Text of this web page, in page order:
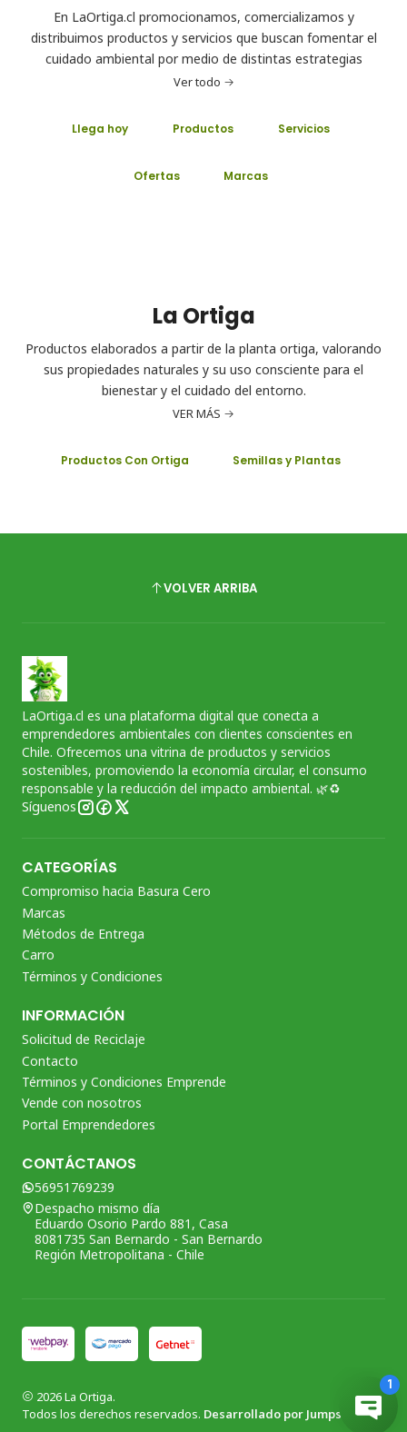
En LaOrtiga.cl promocionamos, comercializamos y
distribuimos productos y servicios que buscan fomentar el
cuidado ambiental por medio de distintas estrategias
Ver todo
Llega hoy Productos Servicios
Ofertas Marcas
La Ortiga
Productos elaborados a partir de la planta ortiga, valorando
sus propiedades naturales y su uso consciente para el
bienestar y el cuidado del entorno.
VER MÁS
Productos Con Ortiga Semillas y Plantas
VOLVER ARRIBA
LaOrtiga.cl es una plataforma digital que conecta a
emprendedores ambientales con clientes conscientes en
Chile. Ofrecemos una vitrina de productos y servicios
sostenibles, promoviendo la economía circular, el consumo
responsable y la reducción del impacto ambiental. 🌿♻️
Síguenos
CATEGORÍAS
Compromiso hacia Basura Cero
Marcas
Métodos de Entrega
Carro
Términos y Condiciones
INFORMACIÓN
Solicitud de Reciclaje
Contacto
Términos y Condiciones Emprende
Vende con nosotros
Portal Emprendedores
CONTÁCTANOS
56951769239
Despacho mismo día
Eduardo Osorio Pardo 881, Casa
8081735 San Bernardo - San Bernardo
Región Metropolitana - Chile
2026 La Ortiga.
Todos los derechos reservados. Desarrollado por Jumpseller.